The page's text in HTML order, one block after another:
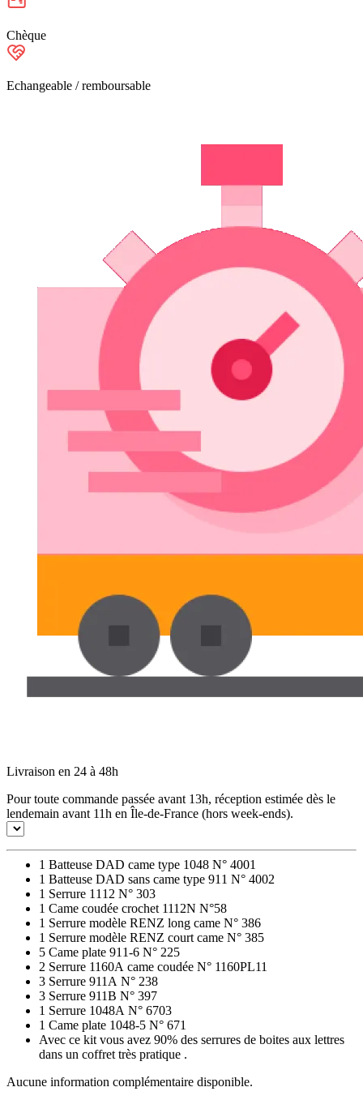
Chèque
Echangeable / remboursable
Livraison en 24 à 48h
Pour toute commande passée avant 13h, réception estimée dès le
lendemain avant 11h en Île-de-France (hors week-ends).
1 Batteuse DAD came type 1048 N° 4001
1 Batteuse DAD sans came type 911 N° 4002
1 Serrure 1112 N° 303
1 Came coudée crochet 1112N N°58
1 Serrure modèle RENZ long came N° 386
1 Serrure modèle RENZ court came N° 385
5 Came plate 911-6 N° 225
2 Serrure 1160A came coudée N° 1160PL11
3 Serrure 911A N° 238
3 Serrure 911B N° 397
1 Serrure 1048A N° 6703
1 Came plate 1048-5 N° 671
Avec ce kit vous avez 90% des serrures de boites aux lettres
dans un coffret très pratique .
Aucune information complémentaire disponible.